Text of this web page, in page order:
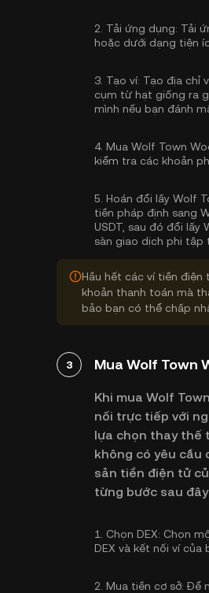
2. Tải ứng dụng: Tải
hoặc dưới dạng tiện
3. Tạo ví: Tạo địa chỉ
cụm từ hạt giống ra
mình nếu bạn đánh
4. Mua Wolf Town
kiểm tra các khoản
5. Hoán đổi lấy Wolf
tiền pháp định sang
USDT, sau đó đổi
sàn giao dịch phi tập
Hầu hết các ví tiền
khoản thanh toán mà
bảo bạn có thể chấp
3 Mua Wolf Town
Khi mua Wolf
nối trực tiếp với
lựa chọn thay thế
không có yêu cầu
sản tiền điện tử
từng bước sau
1. Chọn DEX: Chọn
DEX và kết nối ví của
2. Mua tiền cơ sở: Để